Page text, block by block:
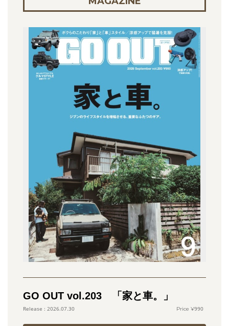
GO OUT vol.203 「家と車。」
2026.07.30 990